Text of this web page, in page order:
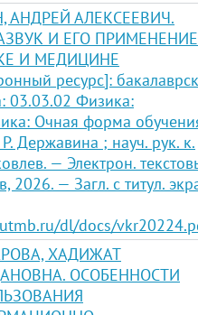
АНДРЕЙ АЛЕКСЕЕВИЧ.
И ЕГО
И МЕДИЦИНЕ
ресурс]:
03.03.02 Физика:
Очная форма
Державина ; науч. рук. к.
— Электрон.
2026. — Загл. с титул.
dl/docs/
ХАДИЖАТ
ОСОБЕННОСТИ